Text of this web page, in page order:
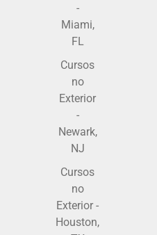
-
Miami,
FL
Cursos
no
Exterior
-
Newark,
NJ
Cursos
no
Exterior -
Houston,